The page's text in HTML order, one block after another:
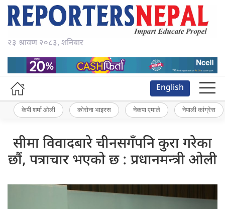
२३ श्रावण २०८३, शनिबार
English
केपी शर्मा ओली कोरोना भाइरस नेकपा एमाले नेपाली कांग्रेस
सीमा विवादबारे चीनसगँपनि कुरा गरेका
छौं, पत्राचार भएको छ : प्रधानमन्त्री ओली